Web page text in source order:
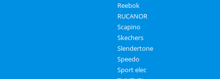
Reebok
RUCANOR
Scapino
Skechers
Slendertone
Speedo
Sport elec